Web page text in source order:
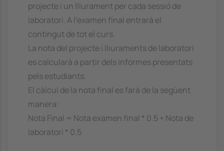
projecte i un lliurament per cada sessió de
laboratori. A l'examen final entrarà el
contingut de tot el curs.
La nota del projecte i lliuraments de laboratori
es calcularà a partir dels informes presentats
pels estudiants.
El càlcul de la nota final es farà de la següent
manera:
Nota Final = Nota examen final * 0.5 + Nota de
laboratori * 0.5